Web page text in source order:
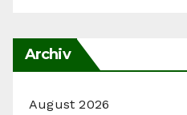
Archiv
August 2026